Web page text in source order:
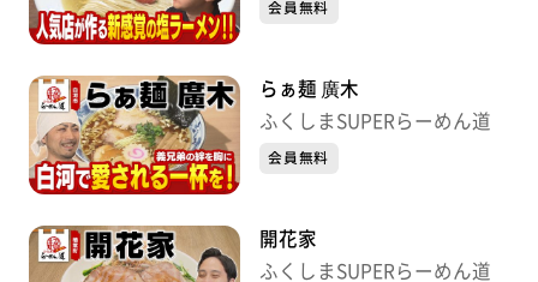
会員無料
らぁ麺 廣木
ふくしまSUPERらーめん道
会員無料
開花家
ふくしまSUPERらーめん道